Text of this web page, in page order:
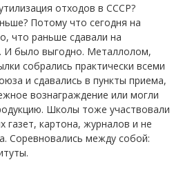
отходов в СССР?
Потому что сегодня на
что раньше сдавали на
И было выгодно. Металлолом,
собрались практически всеми
и сдавались в пункты приема,
вознаграждение или могли
Школы тоже участвовали
газет, картона, журналов и не
Соревновались между собой: